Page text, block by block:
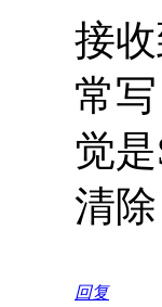
接
常
觉
清
回复